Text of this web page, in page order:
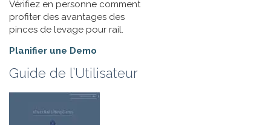
Vérifiez en personne comment
profiter des avantages des
pinces de levage pour rail.
Planifier une Demo
Guide de l’Utilisateur